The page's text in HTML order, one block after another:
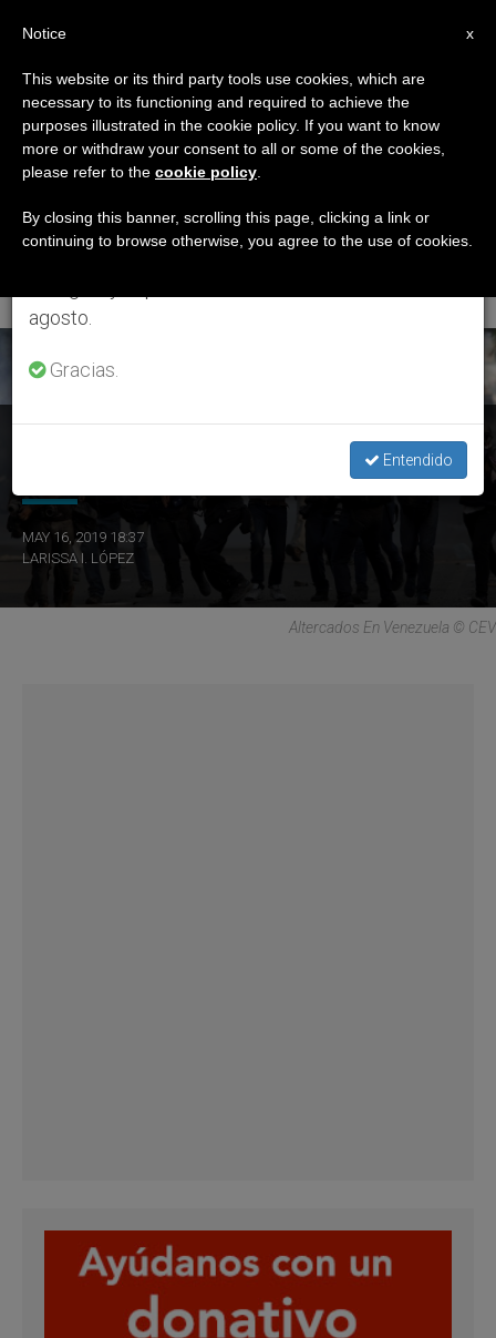
ETIQUETA
Posts Tagged
‘inmunidad
Parlamentaria’
ÚLTIMAS NOTICIAS
Venezuela: Los obispos rechazan la suspensión de la
MAY 16, 2019 18:37
LARISSA I. LÓPEZ
Altercados En Venezuela © CEV
×
Aviso importante
Del 27 de julio al 7 de agosto haremos la pausa
anual, aprovechando que en el periodo de verano
se generan menos informaciones y también el
agosto.
Gracias.
Entendido
x
Notice
This website or its third party tools use cookies, which are
necessary to its functioning and required to achieve the
purposes illustrated in the cookie policy. If you want to know
more or withdraw your consent to all or some of the cookies,
please refer to the cookie policy
By closing this banner, scrolling this page, clicking a link or
continuing to browse otherwise, you agree to the use of cookies.